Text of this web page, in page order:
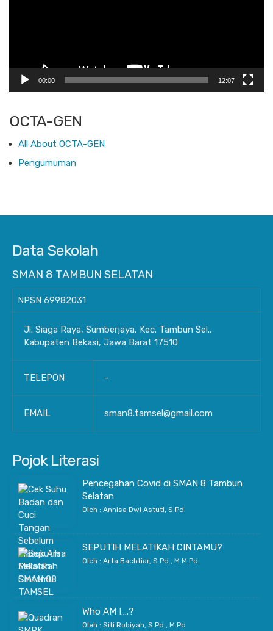
00:00 12:07
OCTA-GEN
All About OCTA-GEN
Pengumuman
Data Sekolah
SMAN 8 TAMBUN SELATAN
NPSN 69982031
Jl. Siaga Raya, Sumberjaya, Kec. Tambun Sel.,
Kabupaten Bekasi, Jawa Barat 17510
TELEPON -
EMAIL sman8.tamsel@gmail.com
Pojok Literasi
Pencegahan Covid di SMAN 8 Tambun
Selatan
Oleh : Annisa Dwi Astuti, S.Pd.
SEPUTIH MELATIKAH CINTAMU?
Oleh : Arta Bachtiar, S.Pd., M.M.Pd.
Who AM I….?
Oleh : Siti Robiyah, S.Pd., M.Pd